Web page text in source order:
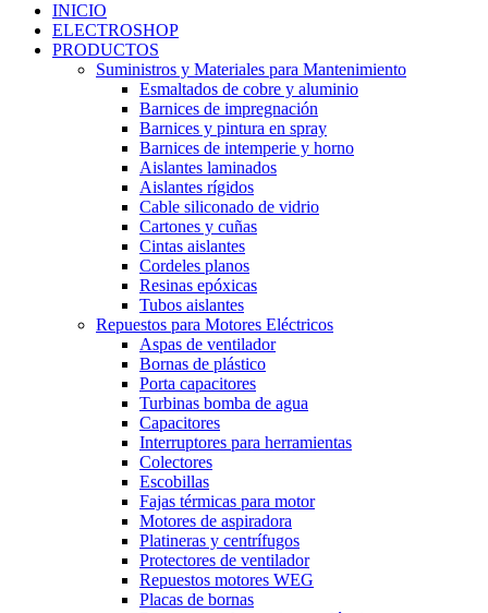
INICIO
ELECTROSHOP
PRODUCTOS
Suministros y Materiales para Mantenimiento
Esmaltados de cobre y aluminio
Barnices de impregnación
Barnices y pintura en spray
Barnices de intemperie y horno
Aislantes laminados
Aislantes rígidos
Cable siliconado de vidrio
Cartones y cuñas
Cintas aislantes
Cordeles planos
Resinas epóxicas
Tubos aislantes
Repuestos para Motores Eléctricos
Aspas de ventilador
Bornas de plástico
Porta capacitores
Turbinas bomba de agua
Capacitores
Interruptores para herramientas
Colectores
Escobillas
Fajas térmicas para motor
Motores de aspiradora
Platineras y centrífugos
Protectores de ventilador
Repuestos motores WEG
Placas de bornas